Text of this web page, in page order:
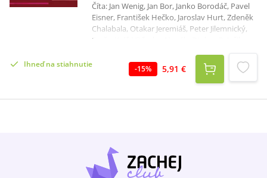
Číta: Jan Wenig, Jan Bor, Janko Borodáč, Pavel
Eisner, František Hečko, Jaroslav Hurt, Zdeněk
Chalabala, Otakar Jeremiáš, Peter Jilemnický,
Fraňo Kráľ, Vítězslav Novák, Otakar Ostrčil,
Mikuláš Schneider-Trnavský, Otakar Šourek,
Václav Špála, Václav Talich, Vladislav Vančura,
Zdeněk Wirth, Vlastimil Rada, Emanuel
Lešetický z Lešehradu, Zdeněk Štěpánek, Jiří
Karásek ze Lvovic, Arnold Jirásek, František
života byla vydána na kompletu DM 15231-4
"Slavín.Druhá sbírka dokumentárních
záznamů" Supraphonem v roce 1964. Na
Ihneď na stiahnutie -15% 5,91 €